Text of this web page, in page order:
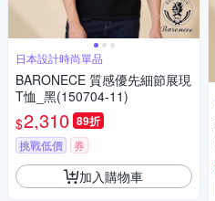
日本設計時尚單品
BARONECE 質感優先細節展現
T恤_黑(150704-11)
$2,310 89折
挑戰低價 券
加入購物車